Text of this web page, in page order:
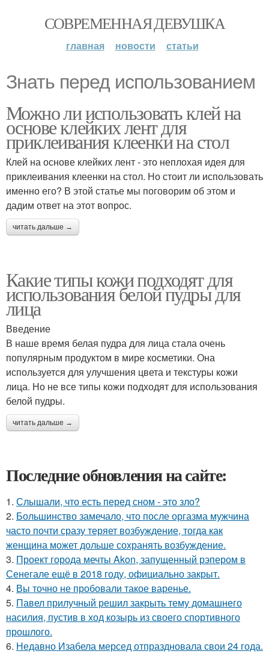
СОВРЕМЕННАЯ ДЕВУШКА
главная новости статьи
Знать перед использованием
Можно ли использовать клей на
основе клейких лент для
приклеивания клеенки на стол
Клей на основе клейких лент - это неплохая идея для
приклеивания клеенки на стол. Но стоит ли использовать
именно его? В этой статье мы поговорим об этом и
дадим ответ на этот вопрос.
читать дальше →
Какие типы кожи подходят для
использования белой пудры для
лица
Введение
В наше время белая пудра для лица стала очень
популярным продуктом в мире косметики. Она
используется для улучшения цвета и текстуры кожи
лица. Но не все типы кожи подходят для использования
белой пудры.
читать дальше →
Последние обновления на сайте:
1. Слышали, что есть перед сном - это зло?
2. Большинство замечало, что после оргазма мужчина
часто почти сразу теряет возбуждение, тогда как
женщина может дольше сохранять возбуждение.
3. Проект города мечты Akon, запущенный рэпером в
Сенегале ещё в 2018 году, официально закрыт.
4. Вы точно не пробовали такое варенье.
5. Павел прилучный решил закрыть тему домашнего
насилия, пустив в ход козырь из своего спортивного
прошлого.
6. Недавно Изабела мерсед отпраздновала свои 24 года.